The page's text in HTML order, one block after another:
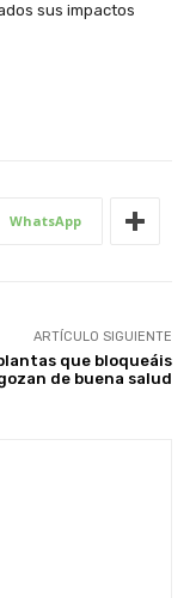
sus impactos
WhatsApp
ARTÍCULO SIGUIENTE
que bloqueáis
de buena salud